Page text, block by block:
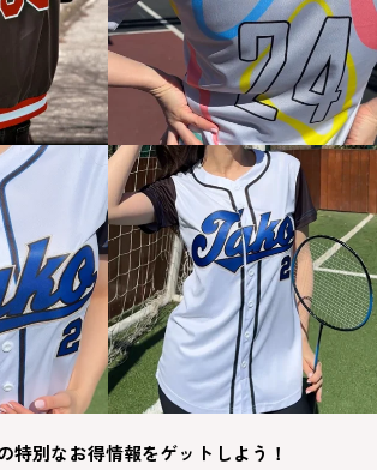
特別なお得情報をゲットしよう！